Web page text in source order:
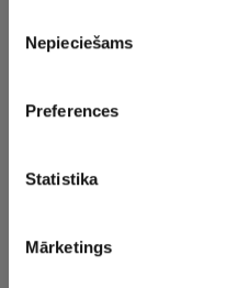
izvēle
Nepieciešams
Preferences
Statistika
Mārketings